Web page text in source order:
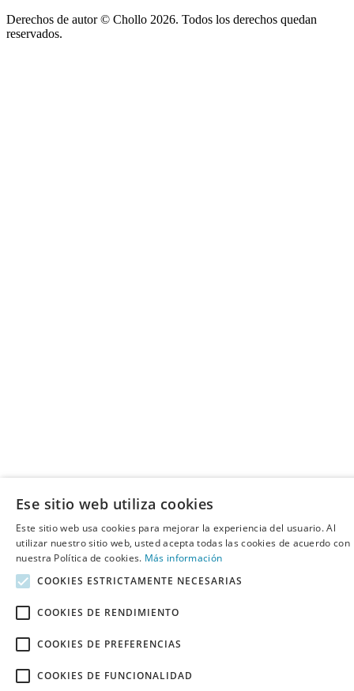
Derechos de autor © Chollo 2026. Todos los derechos quedan
reservados.
Ese sitio web utiliza cookies
Este sitio web usa cookies para mejorar la experiencia del usuario. Al
utilizar nuestro sitio web, usted acepta todas las cookies de acuerdo con
nuestra Política de cookies. Más información
COOKIES ESTRICTAMENTE NECESARIAS
COOKIES DE RENDIMIENTO
COOKIES DE PREFERENCIAS
COOKIES DE FUNCIONALIDAD